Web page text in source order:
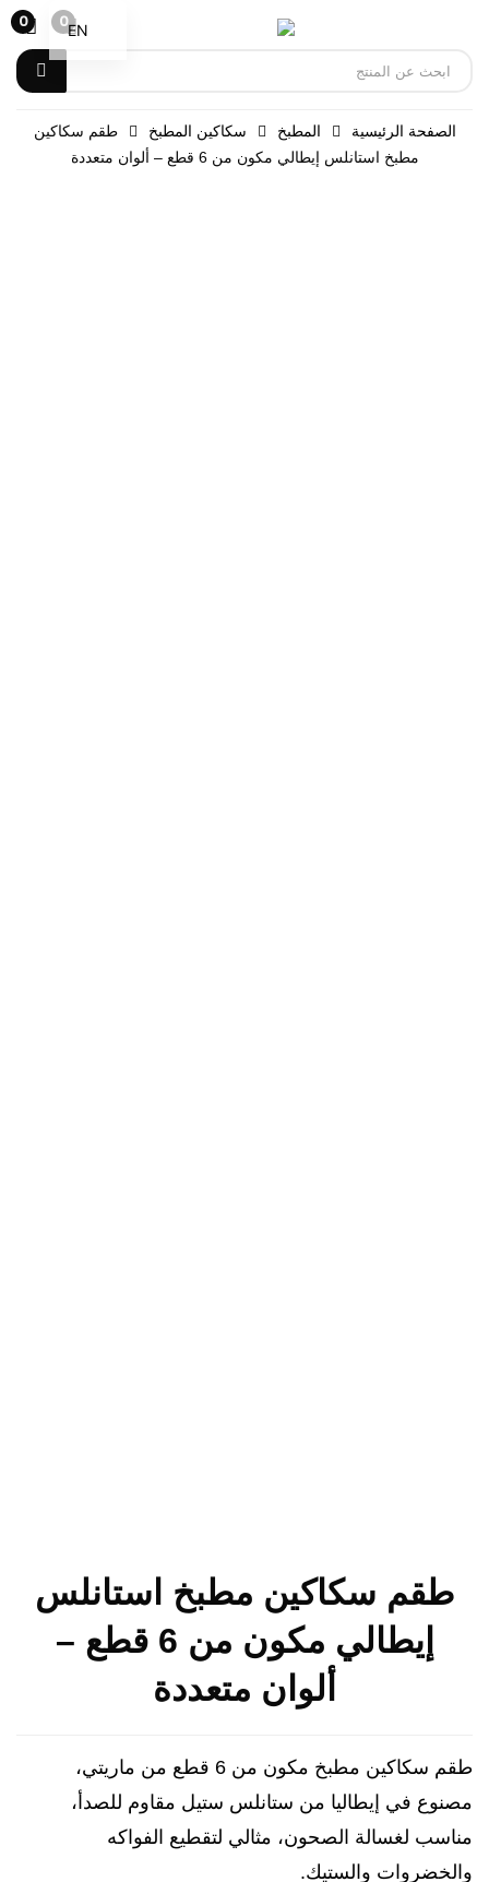
0
0
الصفحة الرئيسية المطبخ سكاكين المطبخ
طقم سكاكين
مطبخ استانلس إيطالي مكون من 6 قطع – ألوان متعددة
طقم سكاكين مطبخ استانلس
إيطالي مكون من 6 قطع –
ألوان متعددة
طقم سكاكين مطبخ مكون من 6 قطع من ماريتي،
مصنوع في إيطاليا من ستانلس ستيل مقاوم للصدأ،
مناسب لغسالة الصحون، مثالي لتقطيع الفواكه
والخضروات والستيك.
EN